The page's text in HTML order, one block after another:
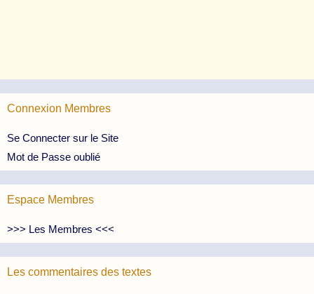
Connexion Membres
Se Connecter sur le Site
Mot de Passe oublié
Espace Membres
>>> Les Membres <<<
Les commentaires des textes